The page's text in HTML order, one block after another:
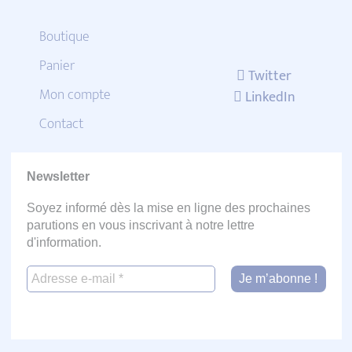
Boutique
Panier
Mon compte
Contact
Twitter
LinkedIn
Newsletter
Soyez informé dès la mise en ligne des prochaines
parutions en vous inscrivant à notre lettre
d'information.